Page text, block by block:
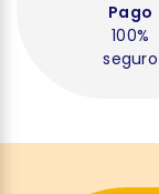
Pago
100%
seguro